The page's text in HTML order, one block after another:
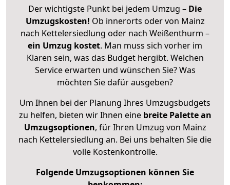
Der wichtigste Punkt bei jedem Umzug – Die
Umzugskosten! Ob innerorts oder von Mainz
nach Kettelersiedlung oder nach Weißenthurm –
ein Umzug kostet. Man muss sich vorher im
Klaren sein, was das Budget hergibt. Welchen
Service erwarten und wünschen Sie? Was
möchten Sie dafür ausgeben?
Um Ihnen bei der Planung Ihres Umzugsbudgets
zu helfen, bieten wir Ihnen eine breite Palette an
Umzugsoptionen, für Ihren Umzug von Mainz
nach Kettelersiedlung an. Bei uns behalten Sie die
volle Kostenkontrolle.
Folgende Umzugsoptionen können Sie